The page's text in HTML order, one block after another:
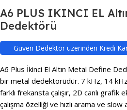
A6 PLUS IKINCI EL
Dedektörü
Güven Dedektör üzerinden Kredi
A6 Plus İkinci El Altın Metal Define
bir metal dedektörüdür. 7 kHz, 14
farklı frekansta çalışır, 2D canlı grafik
çalışma özelliği ve hızlı arama ve slow